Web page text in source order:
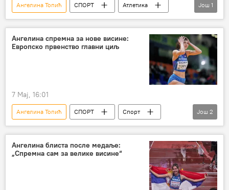
Ангелина Топић СПОРТ
Атлетика
Остали спортови
Још 1
Ангелина спремна за нове висине:
Европско првенство главни циљ
7 Мај, 16:01
Ангелина Топић СПОРТ
Спорт
Атлетика
Остали спортови
Још 2
Ангелина блиста после медаље:
„Спремна сам за велике висине“